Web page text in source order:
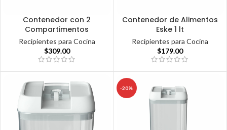
Contenedor con 2
Compartimentos
Recipientes para Cocina
$309.00
Contenedor de Alimentos
Eske 1 lt
Recipientes para Cocina
$179.00
-20%